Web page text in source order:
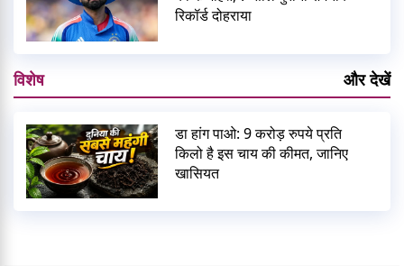
रिकॉर्ड दोहराया
विशेष और देखें
डा हांग पाओ: 9 करोड़ रुपये प्रति
किलो है इस चाय की कीमत, जानिए
खासियत